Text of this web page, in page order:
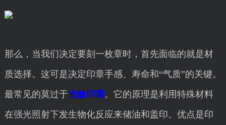
那么，当我们决定要刻一枚章时，首先面临的就是材
质选择。这可是决定印章手感、寿命和“气质”的关键。
最常见的莫过于光敏印章。它的原理是利用特殊材料
在强光照射下发生物化反应来储油和盖印。优点是印